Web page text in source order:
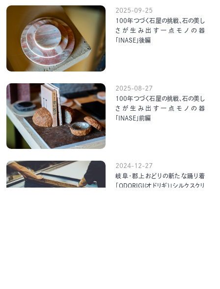
2025-09-25
100年つづく石屋の挑戦、石の美し
さが生み出す一点モノの器
「INASE」後編
2025-08-27
100年つづく石屋の挑戦、石の美し
さが生み出す一点モノの器
「INASE」前編
2024-12-27
岐阜・郡上おどりの新たな踊り着
「ODORIGI(オドリギ)」シルクスクリ